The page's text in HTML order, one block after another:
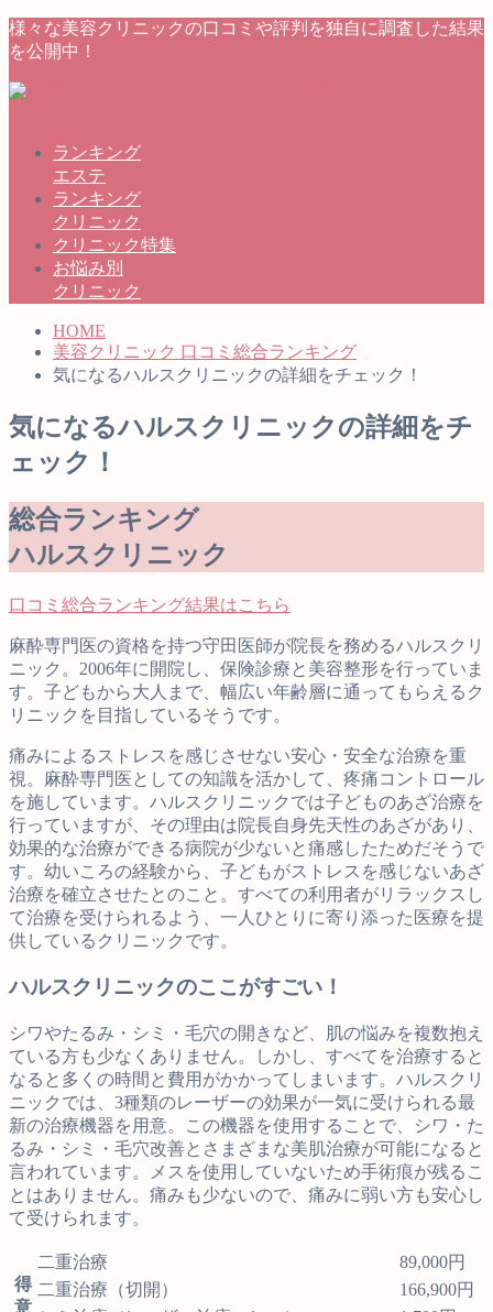
様々な美容クリニックの口コミや評判を独自に調査した結果
を公開中！
ランキング
エステ
ランキング
クリニック
クリニック特集
お悩み別
クリニック
HOME
美容クリニック 口コミ総合ランキング
気になるハルスクリニックの詳細をチェック！
気になるハルスクリニックの詳細をチ
ェック！
総合ランキング
ハルスクリニック
口コミ総合ランキング結果はこちら
麻酔専門医の資格を持つ守田医師が院長を務めるハルスクリ
ニック。2006年に開院し、保険診療と美容整形を行っていま
す。子どもから大人まで、幅広い年齢層に通ってもらえるク
リニックを目指しているそうです。
痛みによるストレスを感じさせない安心・安全な治療を重
視。麻酔専門医としての知識を活かして、疼痛コントロール
を施しています。ハルスクリニックでは子どものあざ治療を
行っていますが、その理由は院長自身先天性のあざがあり、
効果的な治療ができる病院が少ないと痛感したためだそうで
す。幼いころの経験から、子どもがストレスを感じないあざ
治療を確立させたとのこと。すべての利用者がリラックスし
て治療を受けられるよう、一人ひとりに寄り添った医療を提
供しているクリニックです。
ハルスクリニックのここがすごい！
シワやたるみ・シミ・毛穴の開きなど、肌の悩みを複数抱え
ている方も少なくありません。しかし、すべてを治療すると
なると多くの時間と費用がかかってしまいます。ハルスクリ
ニックでは、3種類のレーザーの効果が一気に受けられる最
新の治療機器を用意。この機器を使用することで、シワ・た
るみ・シミ・毛穴改善とさまざまな美肌治療が可能になると
言われています。メスを使用していないため手術痕が残るこ
とはありません。痛みも少ないので、痛みに弱い方も安心し
て受けられます。
得
意
二重治療
89,000円
二重治療（切開）
166,900円